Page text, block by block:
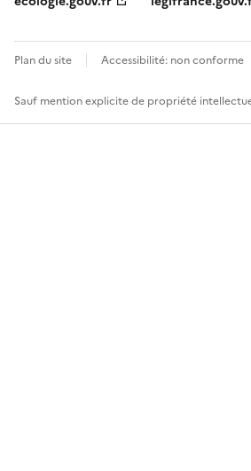
Plan du site Accessibilité: non conforme
Sauf mention explicite de propriété